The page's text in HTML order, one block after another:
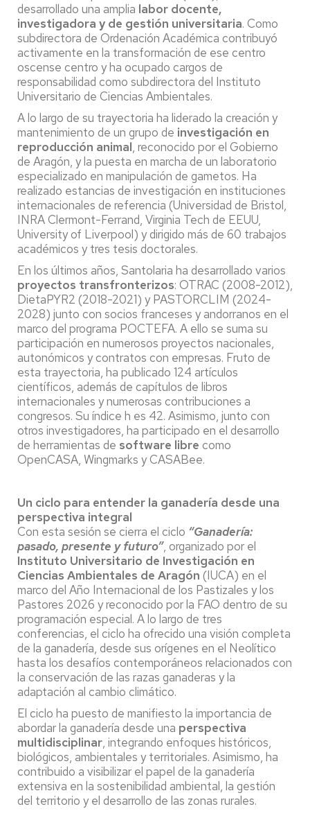
desarrollado una amplia labor docente,
investigadora y de gestión universitaria. Como
subdirectora de Ordenación Académica contribuyó
activamente en la transformación de ese centro
oscense centro y ha ocupado cargos de
responsabilidad como subdirectora del Instituto
Universitario de Ciencias Ambientales.
A lo largo de su trayectoria ha liderado la creación y
mantenimiento de un grupo de investigación en
reproducción animal, reconocido por el Gobierno
de Aragón, y la puesta en marcha de un laboratorio
especializado en manipulación de gametos. Ha
realizado estancias de investigación en instituciones
internacionales de referencia (Universidad de Bristol,
INRA Clermont-Ferrand, Virginia Tech de EEUU,
University of Liverpool) y dirigido más de 60 trabajos
académicos y tres tesis doctorales.
En los últimos años, Santolaria ha desarrollado varios
proyectos transfronterizos: OTRAC (2008-2012),
DietaPYR2 (2018-2021) y PASTORCLIM (2024-
2028) junto con socios franceses y andorranos en el
marco del programa POCTEFA. A ello se suma su
participación en numerosos proyectos nacionales,
autonómicos y contratos con empresas. Fruto de
esta trayectoria, ha publicado 124 artículos
científicos, además de capítulos de libros
internacionales y numerosas contribuciones a
congresos. Su índice h es 42. Asimismo, junto con
otros investigadores, ha participado en el desarrollo
de herramientas de software libre como
OpenCASA, Wingmarks y CASABee.
Un ciclo para entender la ganadería desde una
perspectiva integral
Con esta sesión se cierra el ciclo “Ganadería:
pasado, presente y futuro”, organizado por el
Instituto Universitario de Investigación en
Ciencias Ambientales de Aragón (IUCA) en el
marco del Año Internacional de los Pastizales y los
Pastores 2026 y reconocido por la FAO dentro de su
programación especial. A lo largo de tres
conferencias, el ciclo ha ofrecido una visión completa
de la ganadería, desde sus orígenes en el Neolítico
hasta los desafíos contemporáneos relacionados con
la conservación de las razas ganaderas y la
adaptación al cambio climático.
El ciclo ha puesto de manifiesto la importancia de
abordar la ganadería desde una perspectiva
multidisciplinar, integrando enfoques históricos,
biológicos, ambientales y territoriales. Asimismo, ha
contribuido a visibilizar el papel de la ganadería
extensiva en la sostenibilidad ambiental, la gestión
del territorio y el desarrollo de las zonas rurales.